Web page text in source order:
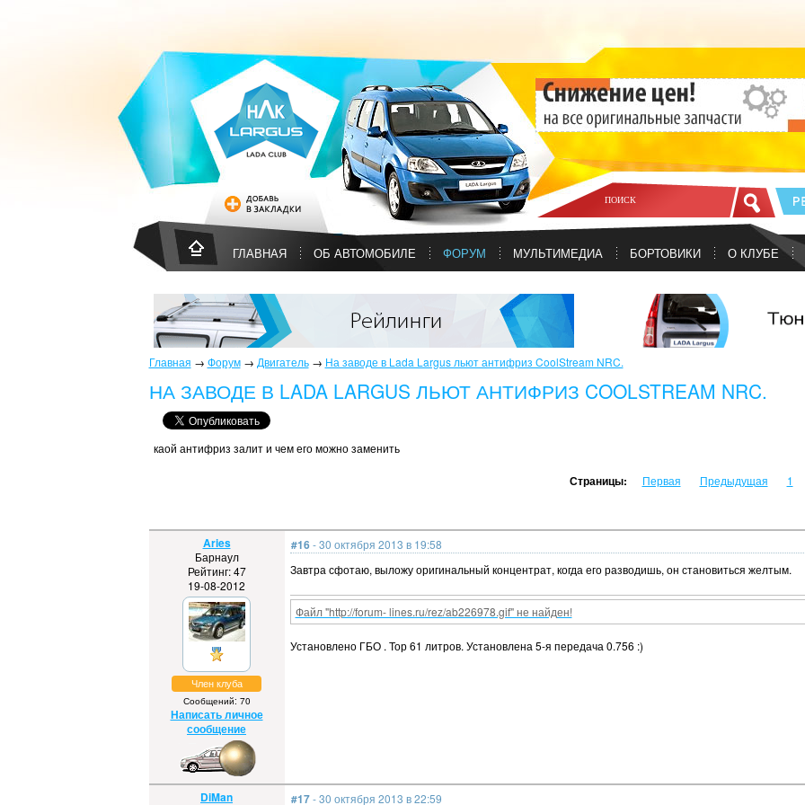
ГЛАВНАЯ ОБ АВТОМОБИЛЕ ФОРУМ МУЛЬТИМЕДИА БОРТОВИКИ О КЛУБЕ
Главная → Форум→ Двигатель→ На заводе в Lada Largus льют антифриз CoolStream NRC.
НА ЗАВОДЕ В LADA LARGUS ЛЬЮТ АНТИФРИЗ COOLSTREAM NRC.
каой антифриз залит и чем его можно заменить
Страницы: Первая Предыдущая 1
Aries
Барнаул
Рейтинг: 47
19-08-2012
Член клуба
Сообщений: 70
Написать личное
сообщение
#16- 30 октября 2013 в 19:58
Завтра сфотаю, выложу оригинальный концентрат, когда его разводишь, он становиться желтым.
Файл "http://forum- lines.ru/rez/ab226978.gif" не найден!
Установлено ГБО . Тор 61 литров. Установлена 5-я передача 0.756 :)
DiMan #17- 30 октября 2013 в 22:59